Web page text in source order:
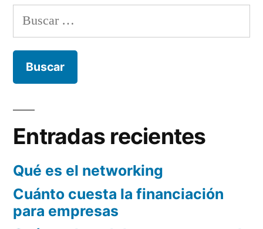
de
entradas
Buscar:
Entradas recientes
Qué es el networking
Cuánto cuesta la financiación
para empresas